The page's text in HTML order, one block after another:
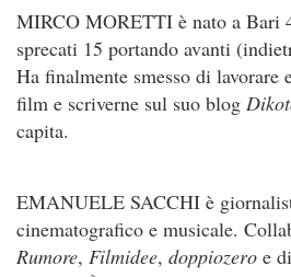
MIRCO MORETTI è nato a Bari
sprecati 15 portando avanti
Ha finalmente smesso di lavorare
film e scriverne sul suo blog
capita.
EMANUELE SACCHI è
cinematografico e musicale.
Rumore, Filmidee, doppiozero e